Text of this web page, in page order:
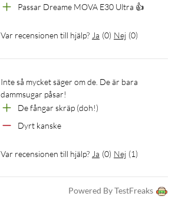
Passar Dreame MOVA E30 Ultra 👍
Var recensionen till hjälp? Ja (0) Nej (0)
Inte så mycket säger om de. De är bara
dammsugar påsar!
De fångar skräp (doh!)
Dyrt kanske
Var recensionen till hjälp? Ja (0) Nej (1)
Powered By TestFreaks